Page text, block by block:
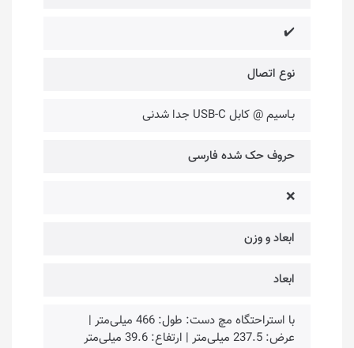
✔️
نوع اتصال
بـاسیم @ کابل USB-C جدا شدنی
حروف حک شده فارسی
❌
ابعاد و وزن
ابعاد
با استراحتگاه مچ دست: طول: 466 میلی‌متر |
عرض: 237.5 میلی‌متر | ارتفاع: 39.6 میلی‌متر